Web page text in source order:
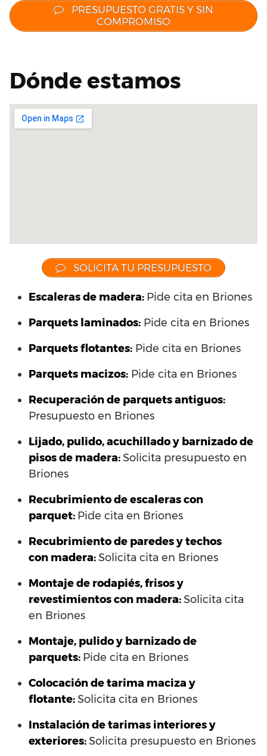
PRESUPUESTO GRATIS Y SIN
COMPROMISO
Dónde estamos
SOLICITA TU PRESUPUESTO
Escaleras de madera: Pide cita en Briones
Parquets laminados: Pide cita en Briones
Parquets flotantes: Pide cita en Briones
Parquets macizos: Pide cita en Briones
Recuperación de parquets antiguos:
Presupuesto en Briones
Lijado, pulido, acuchillado y barnizado de
pisos de madera:Solicita presupuesto en
Briones
Recubrimiento de escaleras con
parquet: Pide cita en Briones
Recubrimiento de paredes y techos
con madera:Solicita cita en Briones
Montaje de rodapiés, frisos y
revestimientos con madera:Solicita cita
en Briones
Montaje, pulido y barnizado de
parquets: Pide cita en Briones
Colocación de tarima maciza y
flotante:Solicita cita en Briones
Instalación de tarimas interiores y
exteriores:Solicita presupuesto en Briones